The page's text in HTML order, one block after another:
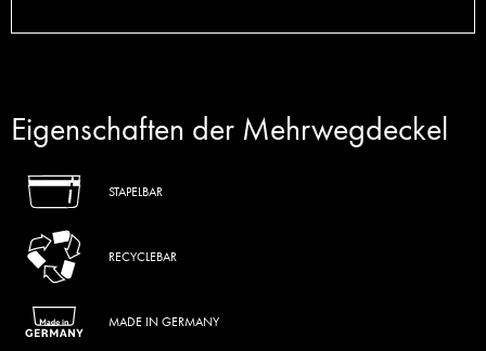
Eigenschaften der Mehrwegdeckel
STAPELBAR
RECYCLEBAR
MADE IN GERMANY